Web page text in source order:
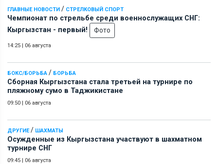
ГЛАВНЫЕ НОВОСТИ / СТРЕЛКОВЫЙ СПОРТ
Чемпионат по стрельбе среди военнослужащих СНГ:
Кыргызстан - первый!
Фото
14:25 | 06 августа
БОКС/БОРЬБА / БОРЬБА
Сборная Кыргызстана стала третьей на турнире по
пляжному сумо в Таджикистане
09:50 | 06 августа
ДРУГИЕ/ ШАХМАТЫ
Осужденные из Кыргызстана участвуют в шахматном
турнире СНГ
09:45 | 06 августа